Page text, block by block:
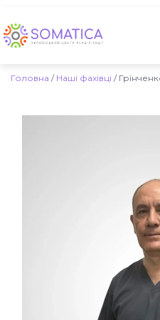
Головна / Наші фахівці /